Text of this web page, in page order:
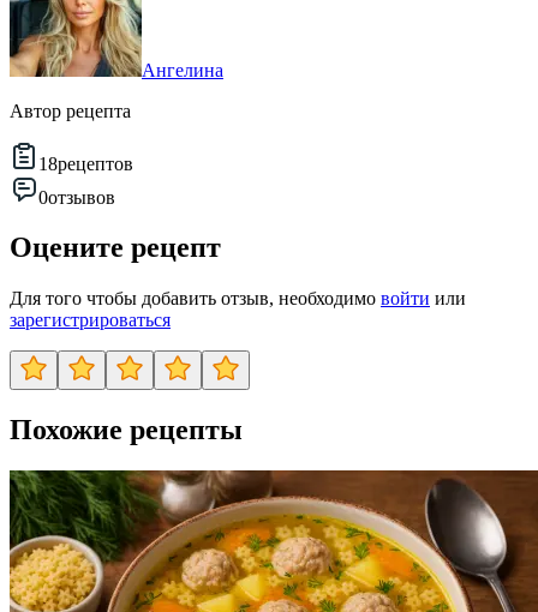
Ангелина
Автор рецепта
18рецептов
0отзывов
Оцените рецепт
Для того чтобы добавить отзыв, необходимо войти или
зарегистрироваться
Похожие рецепты